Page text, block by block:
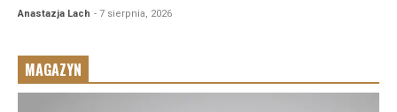
Anastazja Lach - 7 sierpnia, 2026
MAGAZYN